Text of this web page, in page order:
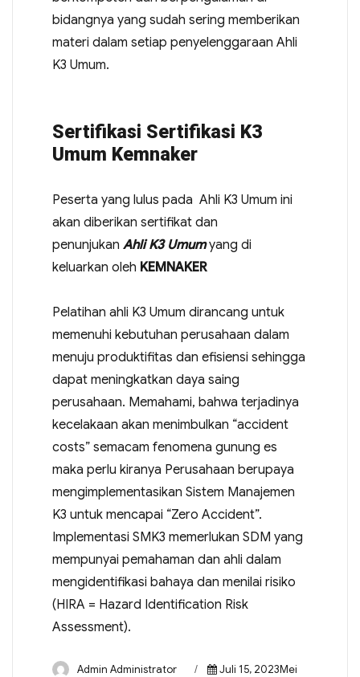
bidangnya yang sudah sering memberikan
materi dalam setiap penyelenggaraan Ahli
K3 Umum.
Sertifikasi Sertifikasi K3
Umum Kemnaker
Peserta yang lulus pada Ahli K3 Umum ini
akan diberikan sertifikat dan
penunjukan Ahli K3 Umumyang di
keluarkan oleh KEMNAKER
Pelatihan ahli K3 Umum dirancang untuk
memenuhi kebutuhan perusahaan dalam
menuju produktifitas dan efisiensi sehingga
dapat meningkatkan daya saing
perusahaan. Memahami, bahwa terjadinya
kecelakaan akan menimbulkan “accident
costs” semacam fenomena gunung es
maka perlu kiranya Perusahaan berupaya
mengimplementasikan Sistem Manajemen
K3 untuk mencapai “Zero Accident”.
Implementasi SMK3 memerlukan SDM yang
mempunyai pemahaman dan ahli dalam
mengidentifikasi bahaya dan menilai risiko
(HIRA = Hazard Identification Risk
Assessment).
Admin Administrator
Juli 15, 2023Mei